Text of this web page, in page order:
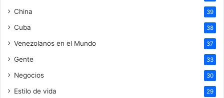
China 39
Cuba 38
Venezolanos en el Mundo 37
Gente 33
Negocios 30
Estilo de vida 29